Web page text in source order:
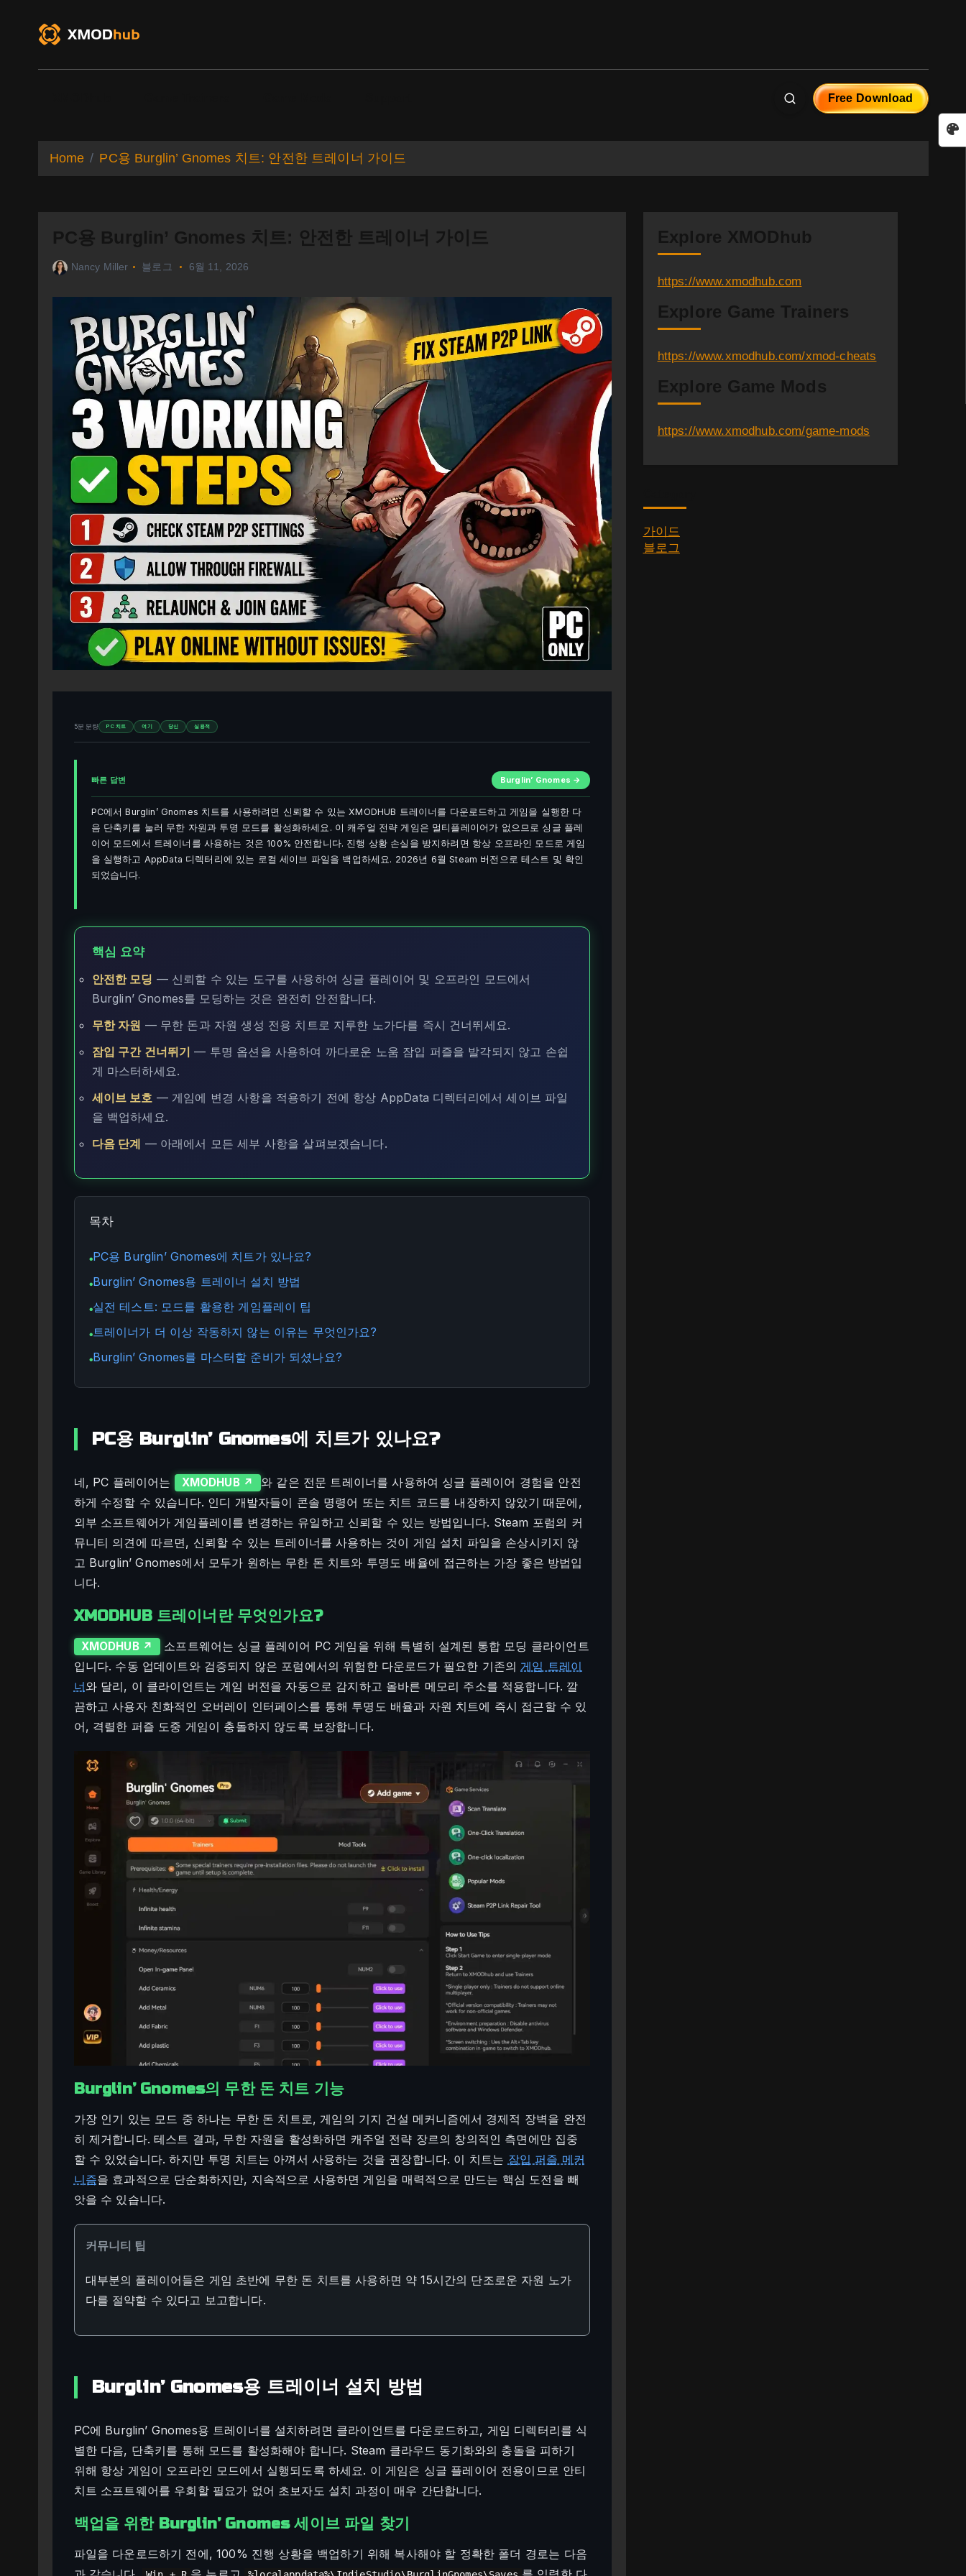
Free Download
Home PC용 Burglin’ Gnomes 치트: 안전한 트레이너 가이드
PC용 Burglin’ Gnomes 치트: 안전한 트레이너 가이드
Nancy Miller 블로그 6월 11, 2026
5분 분량 PC 치트 여기 당신 실용적
빠른 답변 Burglin’ Gnomes →
PC에서 Burglin’ Gnomes 치트를 사용하려면 신뢰할 수 있는 XMODHUB 트레이너를 다운로드하고 게임을 실행한 다
음 단축키를 눌러 무한 자원과 투명 모드를 활성화하세요. 이 캐주얼 전략 게임은 멀티플레이어가 없으므로 싱글 플레
이어 모드에서 트레이너를 사용하는 것은 100% 안전합니다. 진행 상황 손실을 방지하려면 항상 오프라인 모드로 게임
을 실행하고 AppData 디렉터리에 있는 로컬 세이브 파일을 백업하세요. 2026년 6월 Steam 버전으로 테스트 및 확인
되었습니다.
핵심 요약
안전한 모딩 — 신뢰할 수 있는 도구를 사용하여 싱글 플레이어 및 오프라인 모드에서
Burglin’ Gnomes를 모딩하는 것은 완전히 안전합니다.
무한 자원 — 무한 돈과 자원 생성 전용 치트로 지루한 노가다를 즉시 건너뛰세요.
잠입 구간 건너뛰기 — 투명 옵션을 사용하여 까다로운 노움 잠입 퍼즐을 발각되지 않고 손쉽
게 마스터하세요.
세이브 보호 — 게임에 변경 사항을 적용하기 전에 항상 AppData 디렉터리에서 세이브 파일
을 백업하세요.
다음 단계 — 아래에서 모든 세부 사항을 살펴보겠습니다.
목차
●PC용 Burglin’ Gnomes에 치트가 있나요?
●Burglin’ Gnomes용 트레이너 설치 방법
●실전 테스트: 모드를 활용한 게임플레이 팁
●트레이너가 더 이상 작동하지 않는 이유는 무엇인가요?
●Burglin’ Gnomes를 마스터할 준비가 되셨나요?
PC용 Burglin’ Gnomes에 치트가 있나요?
네, PC 플레이어는 XMODHUB ↗
와 같은 전문 트레이너를 사용하여 싱글 플레이어 경험을 안전
하게 수정할 수 있습니다. 인디 개발자들이 콘솔 명령어 또는 치트 코드를 내장하지 않았기 때문에,
외부 소프트웨어가 게임플레이를 변경하는 유일하고 신뢰할 수 있는 방법입니다. Steam 포럼의 커
뮤니티 의견에 따르면, 신뢰할 수 있는 트레이너를 사용하는 것이 게임 설치 파일을 손상시키지 않
고 Burglin’ Gnomes에서 모두가 원하는 무한 돈 치트와 투명도 배율에 접근하는 가장 좋은 방법입
니다.
XMODHUB 트레이너란 무엇인가요?
XMODHUB ↗
소프트웨어는 싱글 플레이어 PC 게임을 위해 특별히 설계된 통합 모딩 클라이언트
입니다. 수동 업데이트와 검증되지 않은 포럼에서의 위험한 다운로드가 필요한 기존의 게임 트레이
너와 달리, 이 클라이언트는 게임 버전을 자동으로 감지하고 올바른 메모리 주소를 적용합니다. 깔
끔하고 사용자 친화적인 오버레이 인터페이스를 통해 투명도 배율과 자원 치트에 즉시 접근할 수 있
어, 격렬한 퍼즐 도중 게임이 충돌하지 않도록 보장합니다.
Burglin’ Gnomes의 무한 돈 치트 기능
가장 인기 있는 모드 중 하나는 무한 돈 치트로, 게임의 기지 건설 메커니즘에서 경제적 장벽을 완전
히 제거합니다. 테스트 결과, 무한 자원을 활성화하면 캐주얼 전략 장르의 창의적인 측면에만 집중
할 수 있었습니다. 하지만 투명 치트는 아껴서 사용하는 것을 권장합니다. 이 치트는 잠입 퍼즐 메커
니즘을 효과적으로 단순화하지만, 지속적으로 사용하면 게임을 매력적으로 만드는 핵심 도전을 빼
앗을 수 있습니다.
커뮤니티 팁
대부분의 플레이어들은 게임 초반에 무한 돈 치트를 사용하면 약 15시간의 단조로운 자원 노가
다를 절약할 수 있다고 보고합니다.
Burglin’ Gnomes용 트레이너 설치 방법
PC에 Burglin’ Gnomes용 트레이너를 설치하려면 클라이언트를 다운로드하고, 게임 디렉터리를 식
별한 다음, 단축키를 통해 모드를 활성화해야 합니다. Steam 클라우드 동기화와의 충돌을 피하기
위해 항상 게임이 오프라인 모드에서 실행되도록 하세요. 이 게임은 싱글 플레이어 전용이므로 안티
치트 소프트웨어를 우회할 필요가 없어 초보자도 설치 과정이 매우 간단합니다.
백업을 위한 Burglin’ Gnomes 세이브 파일 찾기
파일을 다운로드하기 전에, 100% 진행 상황을 백업하기 위해 복사해야 할 정확한 폴더 경로는 다음
Explore XMODhub
https://www.xmodhub.com
Explore Game Trainers
https://www.xmodhub.com/xmod-cheats
Explore Game Mods
https://www.xmodhub.com/game-mods
가이드
블로그